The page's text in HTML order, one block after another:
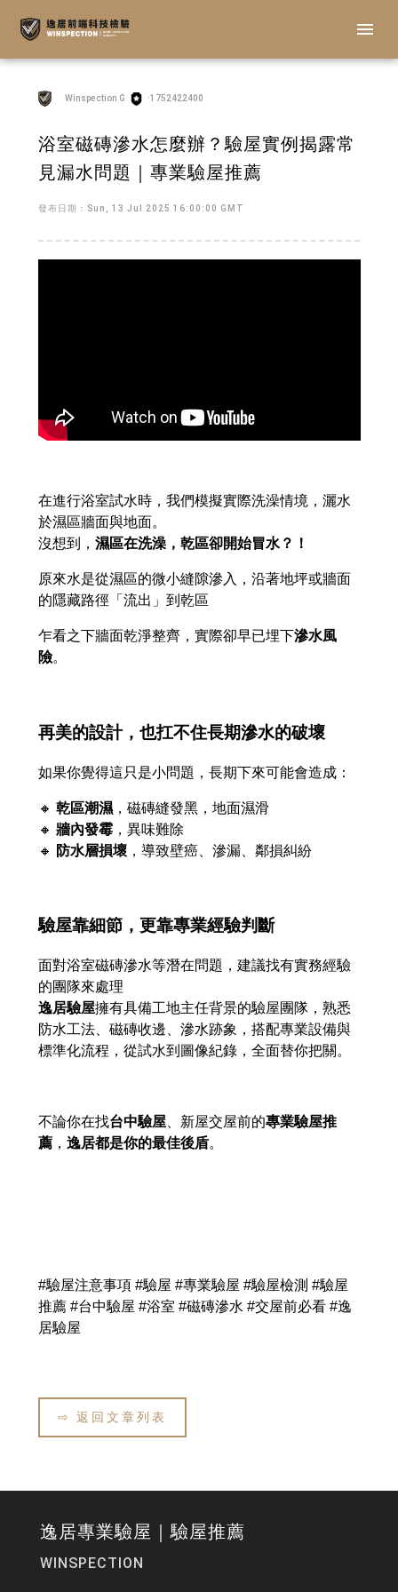
menu
Winspection G ·1752422400
浴室磁磚滲水怎麼辦？驗屋實例揭露常
見漏水問題｜專業驗屋推薦
發布日期：Sun, 13 Jul 2025 16:00:00 GMT
⇨ 返回文章列表
逸居專業驗屋｜驗屋推薦
WINSPECTION